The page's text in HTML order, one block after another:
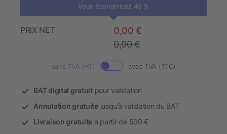
Vous économisez 49 %
PRIX NET
0,00 €
0,00 €
sans TVA (HT) avec TVA (TTC)
BAT digital gratuitpour validation
Annulation gratuitejusqu’à validation du BAT
Livraison gratuite à partir de 500 €